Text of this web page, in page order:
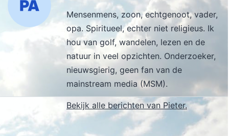
Mensenmens, zoon, echtgenoot, vader,
opa. Spiritueel, echter niet religieus. Ik
hou van golf, wandelen, lezen en de
natuur in veel opzichten. Onderzoeker,
nieuwsgierig, geen fan van de
mainstream media (MSM).
Bekijk alle berichten van Pieter.